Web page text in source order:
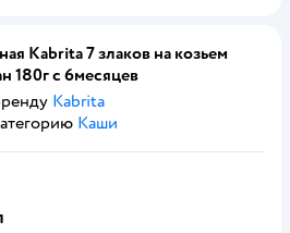
Kabrita 7 злаков на козьем
180г с 6месяцев
Kabrita
Каши